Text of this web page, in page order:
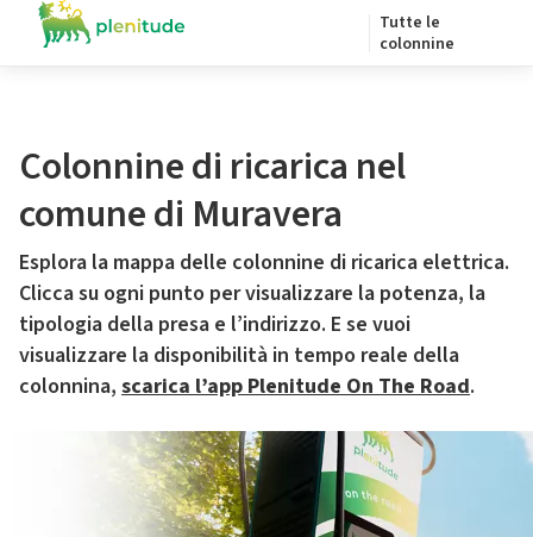
Tutte le
colonnine
Colonnine di ricarica nel
comune di Muravera
Esplora la mappa delle colonnine di ricarica elettrica.
Clicca su ogni punto per visualizzare la potenza, la
tipologia della presa e l’indirizzo. E se vuoi
visualizzare la disponibilità in tempo reale della
colonnina, scarica l’app Plenitude On The Road.